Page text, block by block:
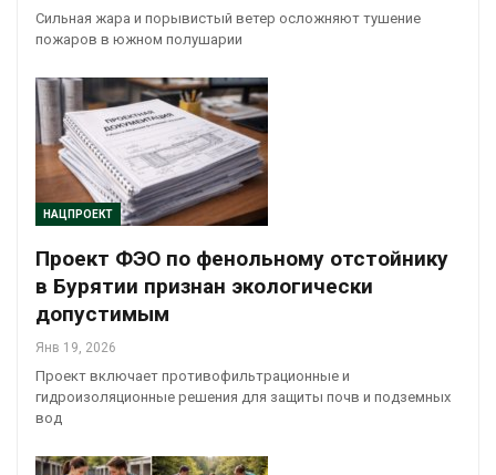
Сильная жара и порывистый ветер осложняют тушение
пожаров в южном полушарии
НАЦПРОЕКТ
Проект ФЭО по фенольному отстойнику
в Бурятии признан экологически
допустимым
Янв 19, 2026
Проект включает противофильтрационные и
гидроизоляционные решения для защиты почв и подземных
вод